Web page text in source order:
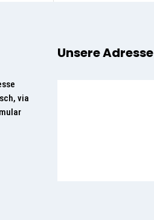
via
Unsere Adresse